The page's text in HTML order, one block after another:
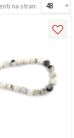
na stran: